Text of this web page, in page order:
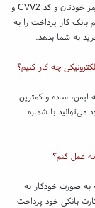
در صفحه ای که می‌آید باید شماره 16 رقمی روی کارت، رمز خودتان و کد CVV2 و
بانک کار پرداخت را به
به شما بدهد.
چه کار کنیم؟
ساده و کمترین
می‌توانید با شماره
عمل کنم؟
به صورت خودکار به
بانکی خود پرداخت